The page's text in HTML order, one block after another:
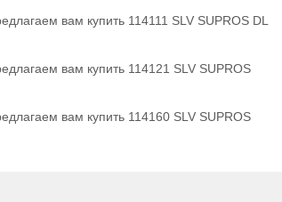
вам купить 114111 SLV SUPROS DL
вам купить 114121 SLV SUPROS
вам купить 114160 SLV SUPROS